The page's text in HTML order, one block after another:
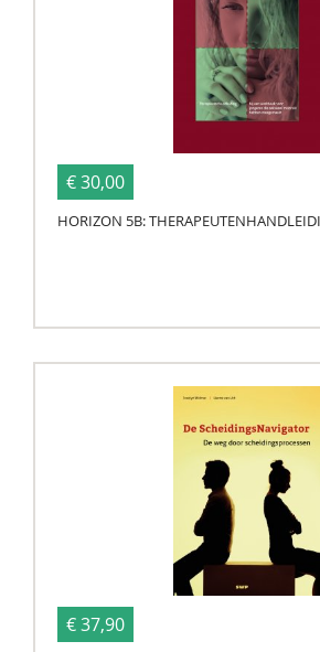
€ 30,00
HORIZON 5B:
€ 37,90